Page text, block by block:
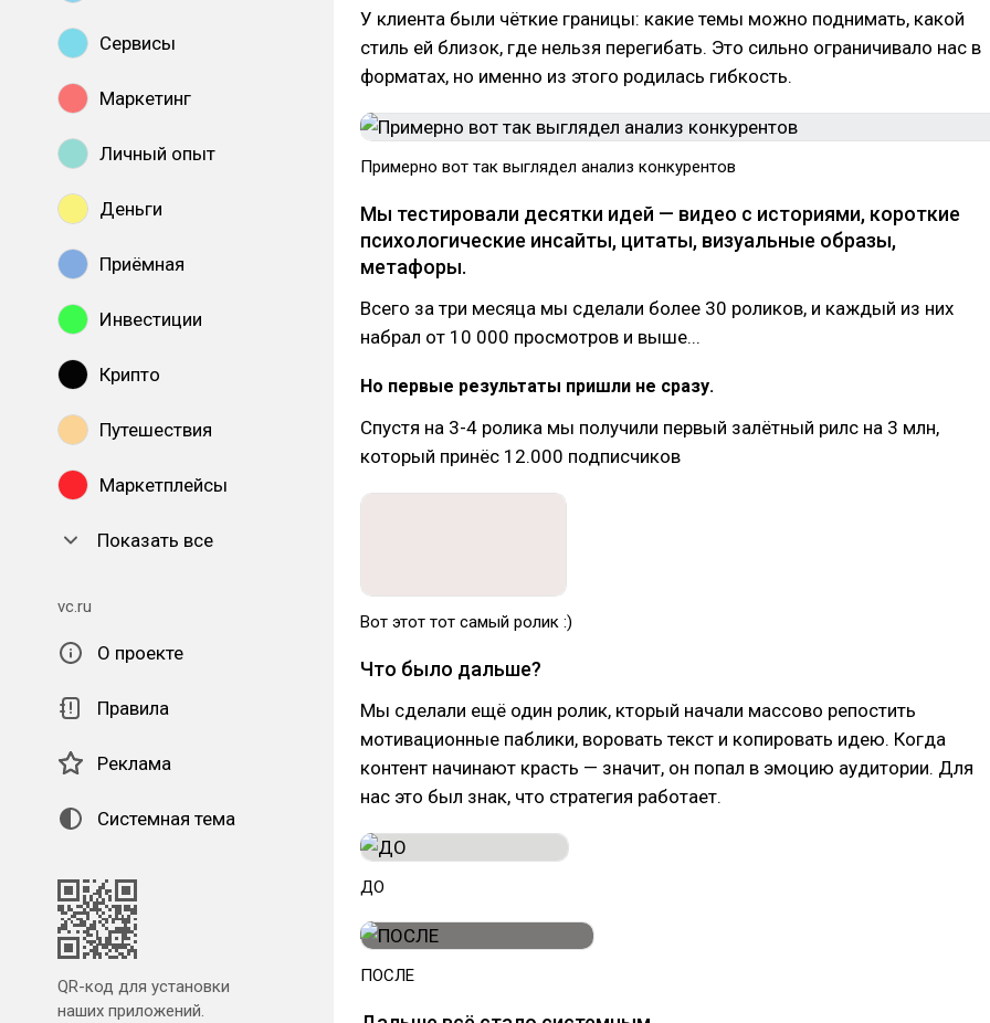
Сервисы
Маркетинг
Личный опыт
Деньги
Приёмная
Инвестиции
Крипто
Путешествия
Маркетплейсы
Показать все
vc.ru
О проекте
Правила
Реклама
Системная тема
QR-код для установки
наших приложений.
У клиента были чёткие границы: какие темы можно поднимать, какой
стиль ей близок, где нельзя перегибать. Это сильно ограничивало нас в
форматах, но именно из этого родилась гибкость.
Примерно вот так выглядел анализ конкурентов
Мы тестировали десятки идей — видео с историями, короткие
психологические инсайты, цитаты, визуальные образы,
метафоры.
Всего за три месяца мы сделали более 30 роликов, и каждый из них
набрал от 10 000 просмотров и выше...
Но первые результаты пришли не сразу.
Спустя на 3-4 ролика мы получили первый залётный рилс на 3 млн,
который принёс 12.000 подписчиков
Вот этот тот самый ролик :)
Что было дальше?
Мы сделали ещё один ролик, кторый начали массово репостить
мотивационные паблики, воровать текст и копировать идею. Когда
контент начинают красть — значит, он попал в эмоцию аудитории. Для
нас это был знак, что стратегия работает.
ДО
ПОСЛЕ